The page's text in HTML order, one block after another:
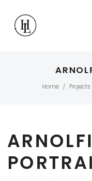
Home / Projects